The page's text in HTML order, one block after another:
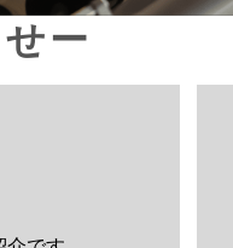
ルール
ギャラリー
ー